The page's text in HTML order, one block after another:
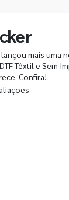
lançou mais uma
Têxtil e Sem
Confira!